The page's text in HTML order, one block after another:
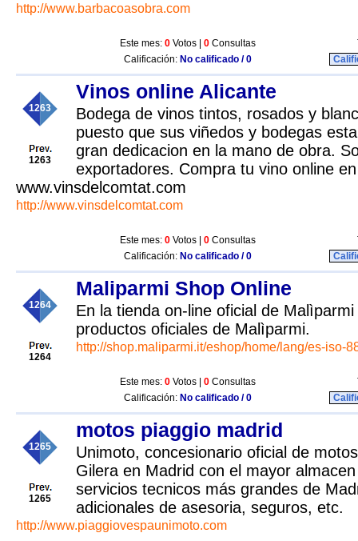
http://www.barbacoasobra.com
Este mes: 0 Votos | 0 Consultas
Calificación: No calificado / 0
1263
1263
Vinos online Alicante
Bodega de vinos tintos, rosados y
puesto que sus viñedos y bodegas
gran dedicacion en la mano de obra.
exportadores. Compra tu vino online en
www.vinsdelcomtat.com
http://www.vinsdelcomtat.com
Este mes: 0 Votos | 0 Consultas
Calificación: No calificado / 0
1264
1264
Maliparmi Shop Online
En la tienda on-line oficial de
productos oficiales de Malìparmi.
http://shop.maliparmi.it/eshop/home/lang/es-iso-
Este mes: 0 Votos | 0 Consultas
Calificación: No calificado / 0
1265
1265
motos piaggio madrid
Unimoto, concesionario oficial de
Gilera en Madrid con el mayor
servicios tecnicos más grandes de
adicionales de asesoria, seguros, etc.
http://www.piaggiovespaunimoto.com